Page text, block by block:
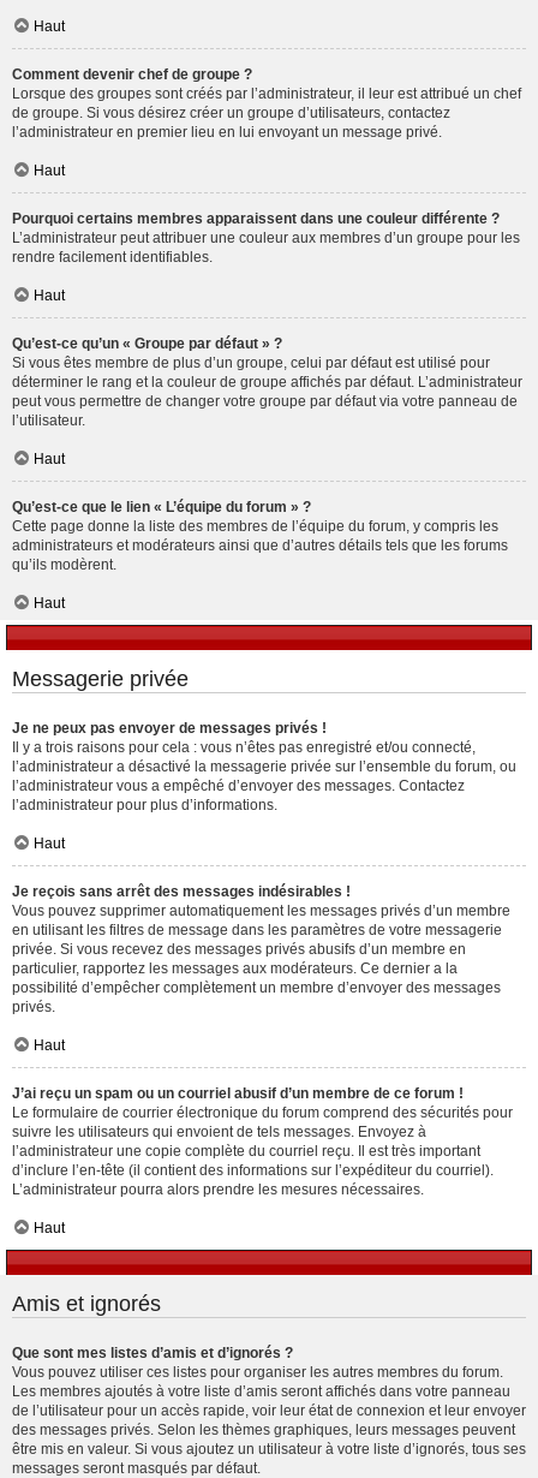
Haut
Comment devenir chef de groupe ?
Lorsque des groupes sont créés par l’administrateur, il leur est attribué un chef
de groupe. Si vous désirez créer un groupe d’utilisateurs, contactez
l’administrateur en premier lieu en lui envoyant un message privé.
Haut
Pourquoi certains membres apparaissent dans une couleur différente ?
L’administrateur peut attribuer une couleur aux membres d’un groupe pour les
rendre facilement identifiables.
Haut
Qu’est-ce qu’un « Groupe par défaut » ?
Si vous êtes membre de plus d’un groupe, celui par défaut est utilisé pour
déterminer le rang et la couleur de groupe affichés par défaut. L’administrateur
peut vous permettre de changer votre groupe par défaut via votre panneau de
l’utilisateur.
Haut
Qu’est-ce que le lien « L’équipe du forum » ?
Cette page donne la liste des membres de l’équipe du forum, y compris les
administrateurs et modérateurs ainsi que d’autres détails tels que les forums
qu’ils modèrent.
Haut
Messagerie privée
Je ne peux pas envoyer de messages privés !
Il y a trois raisons pour cela : vous n’êtes pas enregistré et/ou connecté,
l’administrateur a désactivé la messagerie privée sur l’ensemble du forum, ou
l’administrateur vous a empêché d’envoyer des messages. Contactez
l’administrateur pour plus d’informations.
Haut
Je reçois sans arrêt des messages indésirables !
Vous pouvez supprimer automatiquement les messages privés d’un membre
en utilisant les filtres de message dans les paramètres de votre messagerie
privée. Si vous recevez des messages privés abusifs d’un membre en
particulier, rapportez les messages aux modérateurs. Ce dernier a la
possibilité d’empêcher complètement un membre d’envoyer des messages
privés.
Haut
J’ai reçu un spam ou un courriel abusif d’un membre de ce forum !
Le formulaire de courrier électronique du forum comprend des sécurités pour
suivre les utilisateurs qui envoient de tels messages. Envoyez à
l’administrateur une copie complète du courriel reçu. Il est très important
d’inclure l’en-tête (il contient des informations sur l’expéditeur du courriel).
L’administrateur pourra alors prendre les mesures nécessaires.
Haut
Amis et ignorés
Que sont mes listes d’amis et d’ignorés ?
Vous pouvez utiliser ces listes pour organiser les autres membres du forum.
Les membres ajoutés à votre liste d’amis seront affichés dans votre panneau
de l’utilisateur pour un accès rapide, voir leur état de connexion et leur envoyer
des messages privés. Selon les thèmes graphiques, leurs messages peuvent
être mis en valeur. Si vous ajoutez un utilisateur à votre liste d’ignorés, tous ses
messages seront masqués par défaut.